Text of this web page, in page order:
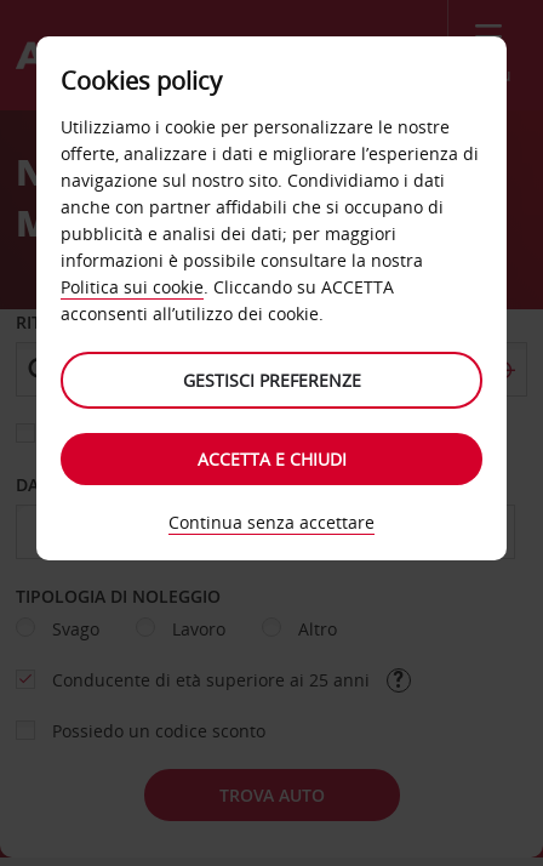
Menù
Welcome
AvisNoleggio auto Royal Oak
MI Avis
RITIRO DA
Scegli una località di riconsegna diversa
DAL GIORNO AL GIORNO
TIPOLOGIA DI NOLEGGIO
Svago
Lavoro Altro
Conducente di età superiore ai 25 anni
Possiedo un codice sconto
TROVA AUTO
Cookies policy
Utilizziamo i cookie per personalizzare le nostre
offerte, analizzare i dati e migliorare l’esperienza di
navigazione sul nostro sito. Condividiamo i dati
anche con partner affidabili che si occupano di
pubblicità e analisi dei dati; per maggiori
informazioni è possibile consultare la nostra
Politica sui cookie. Cliccando su ACCETTA
acconsenti all’utilizzo dei cookie.
GESTISCI PREFERENZE
ACCETTA E CHIUDI
Continua senza accettare